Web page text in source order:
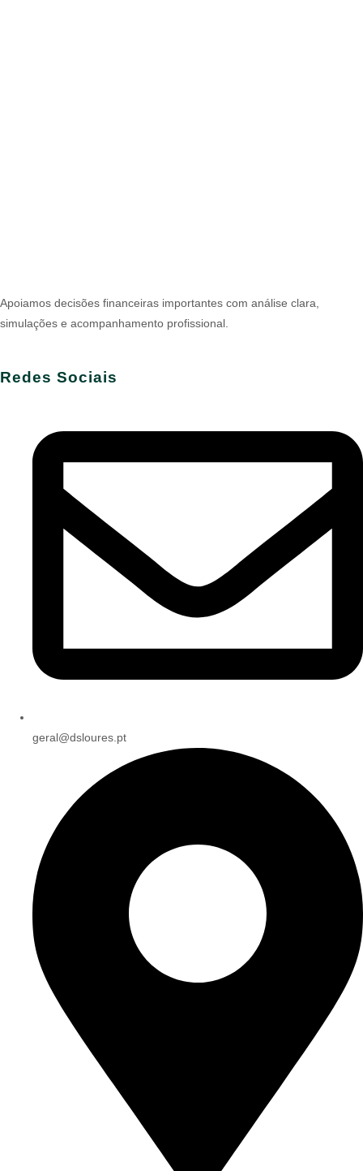
Apoiamos decisões financeiras importantes com análise clara,
simulações e acompanhamento profissional.
Redes Sociais
geral@dsloures.pt